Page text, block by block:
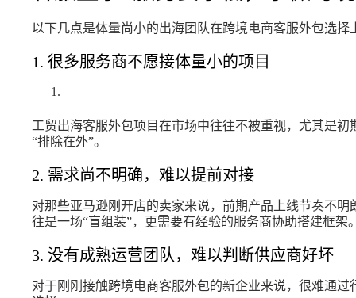
以下几点是体量尚小的出海团队在跨境电商客服外包选择
1. 很多服务商不愿接体量小的项目
工贸出海客服外包项目在市场中往往不被重视，尤其是
“排除在外”。
2. 需求尚不明确，难以提前对接
对那些亚马逊刚开店的卖家来说，前期产品上线节奏不
往是一场“盲组装”，更需要有经验的服务商协助搭建框架
3. 没有成熟运营团队，难以判断供应商好坏
对于刚刚接触跨境电商客服外包的新企业来说，很难通